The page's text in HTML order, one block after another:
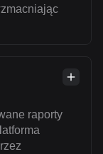
raporty